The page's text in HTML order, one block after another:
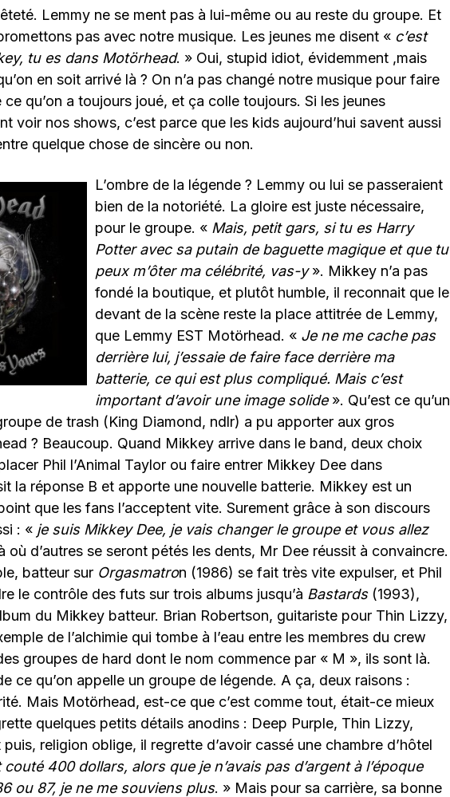
Lemmy ne se ment pas à lui-même ou au reste du groupe. Et
pas avec notre musique. Les jeunes me disent « c’est
tu es dans Motörhead. » Oui, stupid idiot, évidemment ,mais
en soit arrivé là ? On n’a pas changé notre musique pour faire
ce qu’on a toujours joué, et ça colle toujours. Si les jeunes
voir nos shows, c’est parce que les kids aujourd’hui savent aussi
quelque chose de sincère ou non.
L’ombre de la légende ? Lemmy ou lui se passeraient
bien de la notoriété. La gloire est juste nécessaire,
pour le groupe. « Mais, petit gars, si tu es Harry
Potter avec sa putain de baguette magique et que tu
peux m’ôter ma célébrité, vas-y». Mikkey n’a pas
fondé la boutique, et plutôt humble, il reconnait que le
devant de la scène reste la place attitrée de Lemmy,
que Lemmy EST Motörhead. « Je ne me cache pas
derrière lui, j’essaie de faire face derrière ma
batterie, ce qui est plus compliqué. Mais c’est
important d’avoir une image solide». Qu’est ce qu’un
de trash (King Diamond, ndlr) a pu apporter aux gros
? Beaucoup. Quand Mikkey arrive dans le band, deux choix
Phil l’Animal Taylor ou faire entrer Mikkey Dee dans
la réponse B et apporte une nouvelle batterie. Mikkey est un
que les fans l’acceptent vite. Surement grâce à son discours
: « je suis Mikkey Dee, je vais changer le groupe et vous allez
où d’autres se seront pétés les dents, Mr Dee réussit à convaincre.
batteur sur Orgasmatron (1986) se fait très vite expulser, et Phil
le contrôle des futs sur trois albums jusqu’à Bastards(1993),
du Mikkey batteur. Brian Robertson, guitariste pour Thin Lizzy,
de l’alchimie qui tombe à l’eau entre les membres du crew
groupes de hard dont le nom commence par « M », ils sont là.
ce qu’on appelle un groupe de légende. A ça, deux raisons :
Mais Motörhead, est-ce que c’est comme tout, était-ce mieux
quelques petits détails anodins : Deep Purple, Thin Lizzy,
religion oblige, il regrette d’avoir cassé une chambre d’hôtel
couté 400 dollars, alors que je n’avais pas d’argent à l’époque
ou 87, je ne me souviens plus. » Mais pour sa carrière, sa bonne